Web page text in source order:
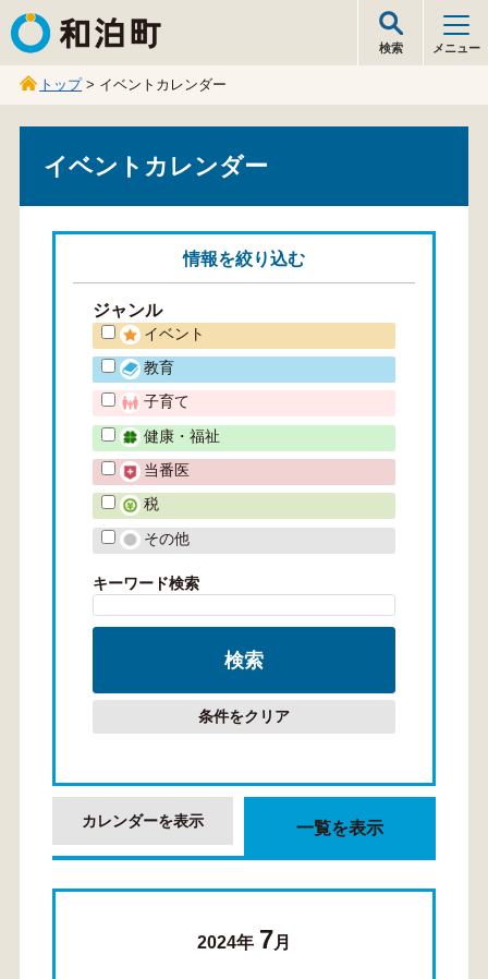
和泊町
検索 メニュー
トップ> イベントカレンダー
イベントカレンダー
情報を絞り込む
ジャンル
イベント
教育
子育て
健康・福祉
当番医
税
その他
キーワード検索
条件をクリア
カレンダーを表示 一覧を表示
2024年 7月